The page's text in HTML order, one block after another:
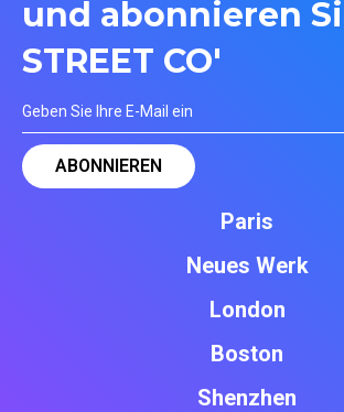
und abonnieren
STREET CO'
Paris
Neues Werk
London
Boston
Shenzhen